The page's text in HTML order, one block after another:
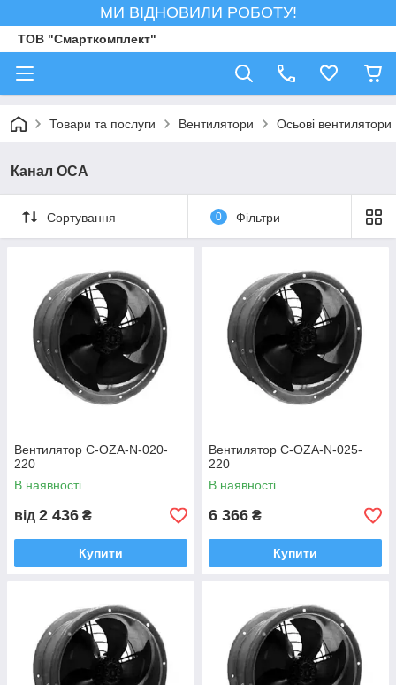
МИ ВІДНОВИЛИ РОБОТУ!
ТОВ "Смарткомплект"
Товари та послуги Вентилятори Осьові вентилятори
Канал ОСА
Сортування 0 Фільтри
Вентилятор C-OZA-N-020-
220
В наявності
від 2 436 ₴
Купити
Вентилятор C-OZA-N-025-
220
В наявності
6 366 ₴
Купити